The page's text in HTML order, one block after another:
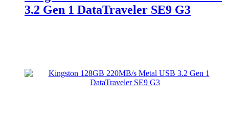
3.2 Gen 1 DataTraveler SE9 G3